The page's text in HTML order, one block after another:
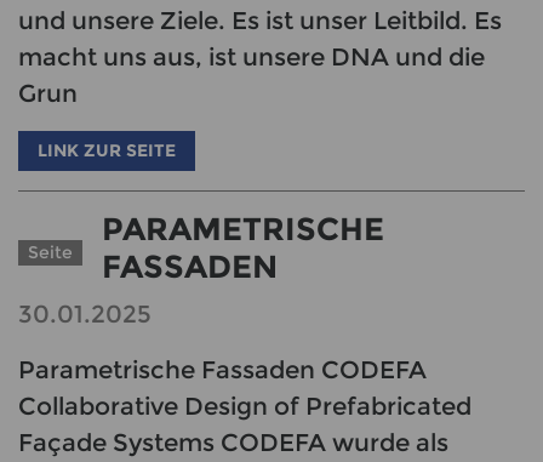
und unsere Ziele. Es ist unser Leitbild. Es
macht uns aus, ist unsere DNA und die
Grun
LINK ZUR SEITE
Seite
PARAMETRISCHE
FASSADEN
30.01.2025
Parametrische Fassaden CODEFA
Collaborative Design of Prefabricated
Façade Systems CODEFA wurde als